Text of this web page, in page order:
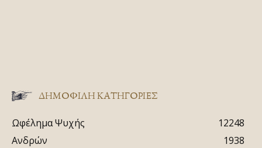
ΔΗΜΟΦΙΛΗ ΚΑΤΗΓΟΡΙΕΣ
Ωφέλημα Ψυχής
12248
Ανδρών
1938